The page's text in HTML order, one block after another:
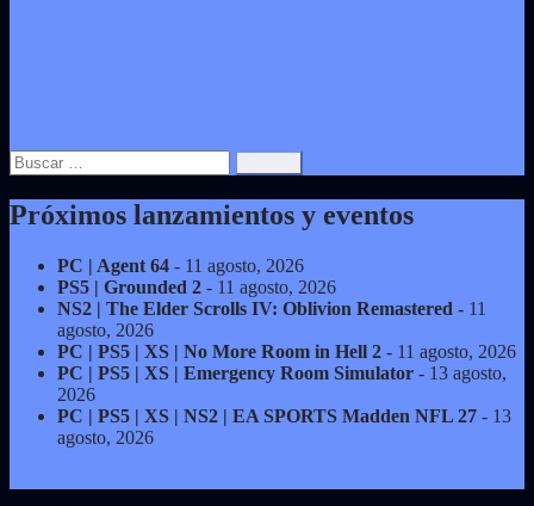
Buscar:
Próximos lanzamientos y eventos
PC | Agent 64 - 11 agosto, 2026
PS5 | Grounded 2 - 11 agosto, 2026
NS2 | The Elder Scrolls IV: Oblivion Remastered - 11
agosto, 2026
PC | PS5 | XS | No More Room in Hell 2 - 11 agosto, 2026
PC | PS5 | XS | Emergency Room Simulator - 13 agosto,
2026
PC | PS5 | XS | NS2 | EA SPORTS Madden NFL 27 - 13
agosto, 2026